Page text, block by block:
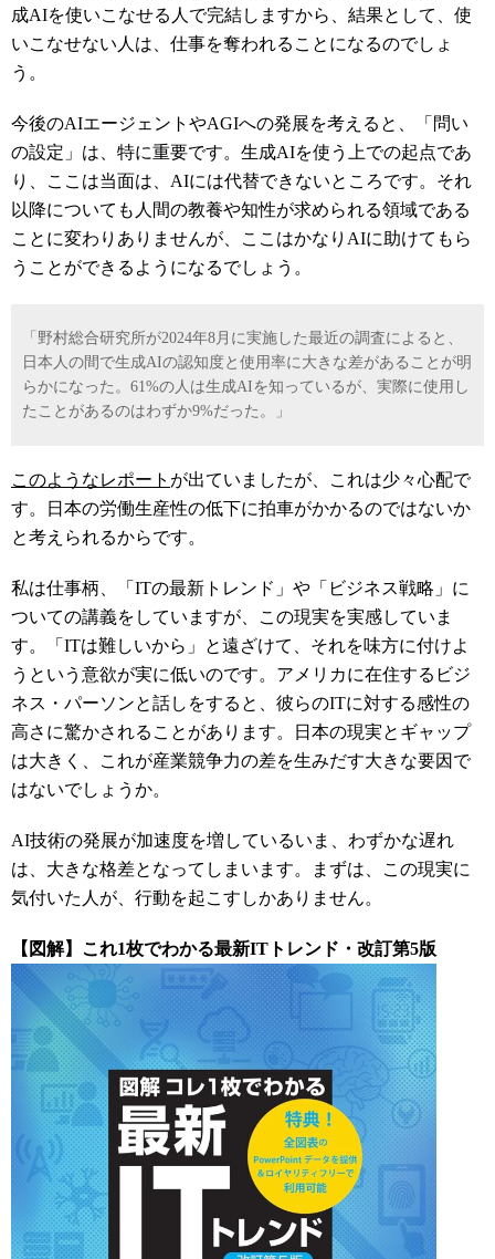
成AIを使いこなせる人で完結しますから、結果として、使
いこなせない人は、仕事を奪われることになるのでしょ
う。
今後のAIエージェントやAGIへの発展を考えると、「問い
の設定」は、特に重要です。生成AIを使う上での起点であ
り、ここは当面は、 AIには代替できないところです。それ
以降についても人間の教養や知性が求められる領域である
ことに変わりありませんが、ここはかなり AIに助けてもら
うことができるようになるでしょう。
「野村総合研究所が2024年8月に実施した最近の調査によると、
日本人の間で生成AIの認知度と使用率に大きな差があることが明
らかになった。 61%の人は生成AIを知っているが、実際に使用し
たことがあるのはわずか9%だった。」
このようなレポート が出ていましたが、これは少々心配で
す。日本の労働生産性の低下に拍車がかかるのではないか
と考えられるからです。
私は仕事柄、「 ITの最新トレンド」や「ビジネス戦略」に
ついての講義をしていますが、この現実を実感していま
す。「 ITは難しいから」と遠ざけて、それを味方に付けよ
うという意欲が実に低いのです。アメリカに在住するビジ
ネス・パーソンと話しをすると、彼らのITに対する感性の
高さに驚かされることがあります。日本の現実とギャップ
は大きく、これが産業競争力の差を生みだす大きな要因で
はないでしょうか。
AI技術の発展が加速度を増しているいま、わずかな遅れ
は、大きな格差となってしまいます。まずは、この現実に
気付いた人が、行動を起こすしかありません。
【図解】これ1枚でわかる最新ITトレンド・改訂第5版